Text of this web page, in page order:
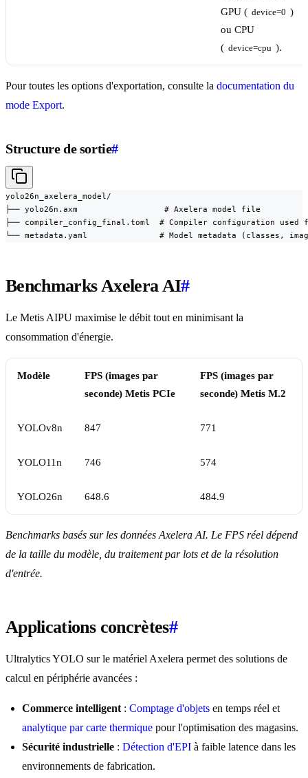
GPU ( device=0 )
ou CPU
( device=cpu ).
Pour toutes les options d'exportation, consulte la documentation du
mode Export.
Structure de sortie#
yolo26n_axelera_model/
├── yolo26n.axm                  # Axelera model file
├── compiler_config_final.toml  # Compiler configuration
└── metadata.yaml               # Model metadata (classes,
Benchmarks Axelera AI#
Le Metis AIPU maximise le débit tout en minimisant la
consommation d'énergie.
Modèle
FPS (images par
seconde) Metis PCIe
FPS (images par
seconde) Metis M.2
YOLOv8n 847 771
YOLO11n 746 574
YOLO26n 648.6 484.9
Benchmarks basés sur les données Axelera AI. Le FPS réel dépend
de la taille du modèle, du traitement par lots et de la résolution
d'entrée.
Applications concrètes#
Ultralytics YOLO sur le matériel Axelera permet des solutions de
calcul en périphérie avancées :
Commerce intelligent : Comptage d'objets en temps réel et
analytique par carte thermique pour l'optimisation des magasins.
Sécurité industrielle : Détection d'EPI à faible latence dans les
environnements de fabrication.